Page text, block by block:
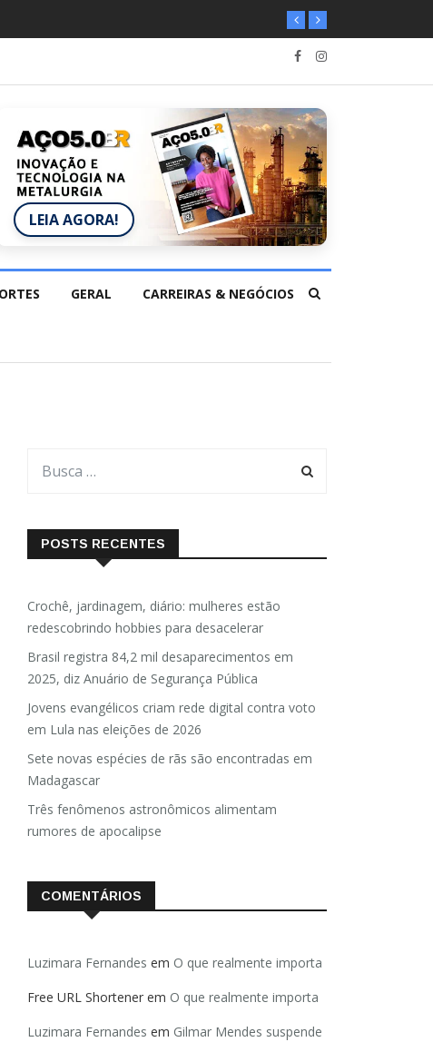
LEIA AGORA!
GERAL CARREIRAS & NEGÓCIOS
POSTS RECENTES
Crochê, jardinagem, diário: mulheres estão
redescobrindo hobbies para desacelerar
Brasil registra 84,2 mil desaparecimentos em
2025, diz Anuário de Segurança Pública
Jovens evangélicos criam rede digital contra voto
em Lula nas eleições de 2026
Sete novas espécies de rãs são encontradas em
Madagascar
Três fenômenos astronômicos alimentam
rumores de apocalipse
COMENTÁRIOS
Luzimara Fernandes em O que realmente importa
Free URL Shortener em O que realmente importa
Luzimara Fernandes em Gilmar Mendes suspende